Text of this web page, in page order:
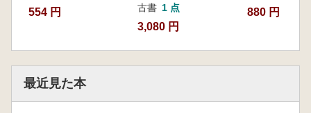
554 円 古書 1 点
3,080 円
880 円
最近見た本